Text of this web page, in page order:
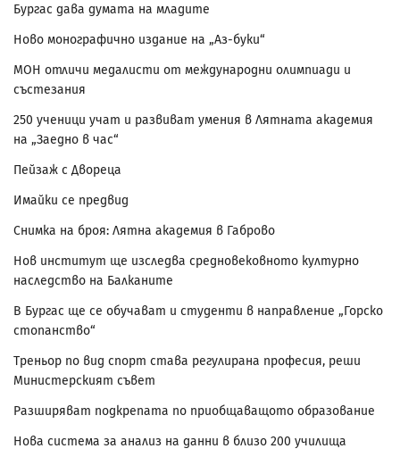
Бургас дава думата на младите
Ново монографично издание на „Аз-буки“
МОН отличи медалисти от международни олимпиади и
състезания
250 ученици учат и развиват умения в Лятната академия
на „Заедно в час“
Пейзаж с Двореца
Имайки се предвид
Снимка на броя: Лятна академия в Габрово
Нов институт ще изследва средновековното културно
наследство на Балканите
В Бургас ще се обучават и студенти в направление „Горско
стопанство“
Треньор по вид спорт става регулирана професия, реши
Министерският съвет
Разширяват подкрепата по приобщаващото образование
Нова система за анализ на данни в близо 200 училища